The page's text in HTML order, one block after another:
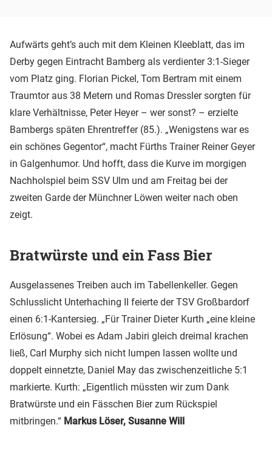
Aufwärts geht’s auch mit dem Kleinen Kleeblatt, das im
Derby gegen Eintracht Bamberg als verdienter 3:1-Sieger
vom Platz ging. Florian Pickel, Tom Bertram mit einem
Traumtor aus 38 Metern und Romas Dressler sorgten für
klare Verhältnisse, Peter Heyer – wer sonst? – erzielte
Bambergs späten Ehrentreffer (85.). „Wenigstens war es
ein schönes Gegentor“, macht Fürths Trainer Reiner Geyer
in Galgenhumor. Und hofft, dass die Kurve im morgigen
Nachholspiel beim SSV Ulm und am Freitag bei der
zweiten Garde der Münchner Löwen weiter nach oben
zeigt.
Bratwürste und ein Fass Bier
Ausgelassenes Treiben auch im Tabellenkeller. Gegen
Schlusslicht Unterhaching II feierte der TSV Großbardorf
einen 6:1-Kantersieg. „Für Trainer Dieter Kurth „eine kleine
Erlösung“. Wobei es Adam Jabiri gleich dreimal krachen
ließ, Carl Murphy sich nicht lumpen lassen wollte und
doppelt einnetzte, Daniel May das zwischenzeitliche 5:1
markierte. Kurth: „Eigentlich müssten wir zum Dank
Bratwürste und ein Fässchen Bier zum Rückspiel
mitbringen.“ Markus Löser, Susanne Will